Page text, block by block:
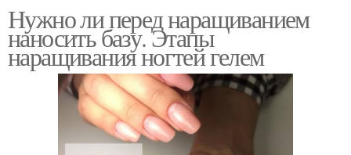
Нужно ли перед наращиванием
наносить базу. Этапы
наращивания ногтей гелем